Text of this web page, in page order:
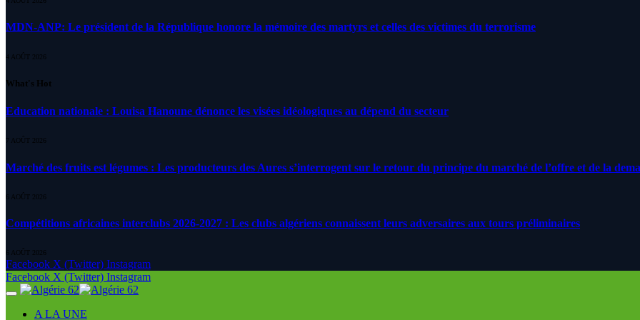
MDN-ANP: Le président de la République honore la mémoire des martyrs et celles des victimes du terrorisme
4 AOÛT 2026
What's Hot
Education nationale : Louisa Hanoune dénonce les visées idéologiques au dépend du secteur
7 AOÛT 2026
Marché des fruits est légumes : Les producteurs des Aures s’interrogent sur le retour du principe du marché de l’offre et de la
6 AOÛT 2026
Compétitions africaines interclubs 2026-2027 : Les clubs algériens connaissent leurs adversaires aux tours préliminaires
6 AOÛT 2026
Facebook X (Twitter) Instagram
Facebook X (Twitter) Instagram
A LA UNE